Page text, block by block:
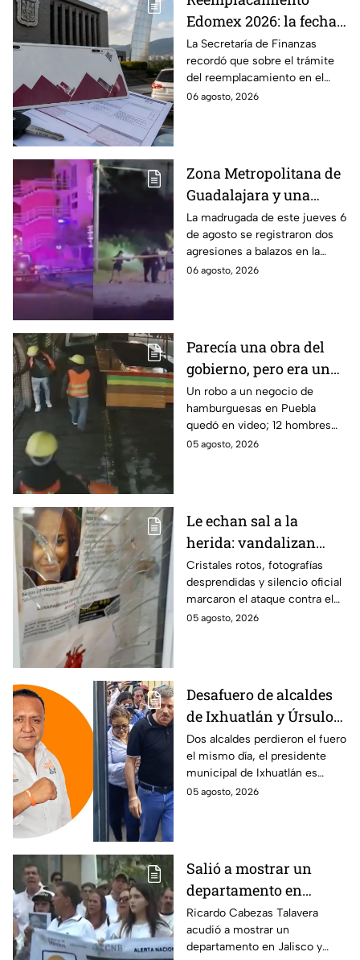
Edomex 2026: la fecha
límite para obtener el
100% de descuento
La Secretaría de Finanzas
recordó que sobre el trámite
del reemplacamiento en el
Edomex, ¿hasta cuándo se
06 agosto, 2026
Zona Metropolitana de
Guadalajara y una
jornada de violencia:
Asesinan a balazos a
dos hombres en
Tlajomulco y El Salto
La madrugada de este jueves 6
de agosto se registraron dos
agresiones a balazos en la
Zona Metropolitana de
06 agosto, 2026
Parecía una obra del
gobierno, pero era un
robo planeado: Así
saquearon negocio de
hamburguesas en
Puebla
Un robo a un negocio de
hamburguesas en Puebla
quedó en video; 12 hombres
habrían fingido ser
05 agosto, 2026
Le echan sal a la
herida: vandalizan
memorial de
desaparecidos en
Veracruz en medio de
crisis
Cristales rotos, fotografías
desprendidas y silencio oficial
marcaron el ataque contra el
memorial de desaparecidos,
05 agosto, 2026
Desafuero de alcaldes
de Ixhuatlán y Úrsulo
Galván: uno de ellos
está implicado en el
asesinato de la
periodista Roxana
Dos alcaldes perdieron el fuero
el mismo día, el presidente
municipal de Ixhuatlán es
investigado por el secuestro y
05 agosto, 2026
Salió a mostrar un
departamento en
Zapopan y no volvió a
casa: Buscan a Ricardo
Cabezas Talavera en
Ricardo Cabezas Talavera
acudió a mostrar un
departamento en Jalisco y